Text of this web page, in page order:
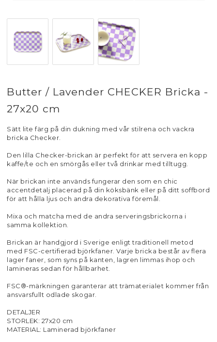
Butter / Lavender CHECKER Bricka -
27x20 cm
Sätt lite färg på din dukning med vår stilrena och vackra
bricka Checker.
Den lilla Checker-brickan är perfekt för att servera en kopp
kaffe/te och en smörgås eller två drinkar med tilltugg.
När brickan inte används fungerar den som en chic
accentdetalj placerad på din köksbänk eller på ditt soffbord
för att hålla ljus och andra dekorativa föremål.
Mixa och matcha med de andra serveringsbrickorna i
samma kollektion.
Brickan är handgjord i Sverige enligt traditionell metod
med FSC-certifierad björkfaner. Varje bricka består av flera
lager faner, som syns på kanten, lagren limmas ihop och
lamineras sedan för hållbarhet.
FSC®-märkningen garanterar att trämaterialet kommer från
ansvarsfullt odlade skogar.
DETALJER
STORLEK: 27x20 cm
MATERIAL: Laminerad björkfaner